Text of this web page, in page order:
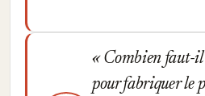
Combien faut-il
pour fabriquer le